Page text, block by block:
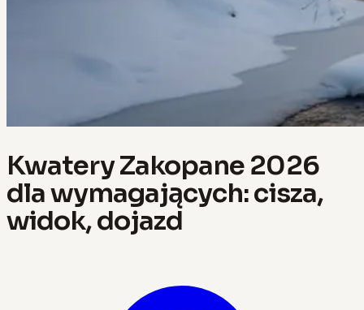
Kwatery Zakopane 2026
dla wymagających: cisza,
widok, dojazd